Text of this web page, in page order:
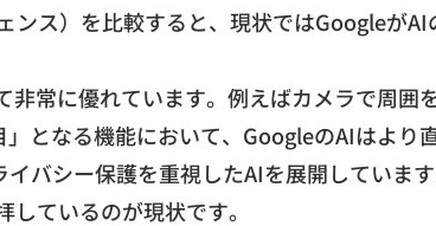
ス） を比較すると、 現状ではGoogleがAI
常に優れています。 例えばカメラで周囲
となる機能において、 GoogleのAIはより
イバシー保護を重視したAIを展開しています
ているのが現状です。